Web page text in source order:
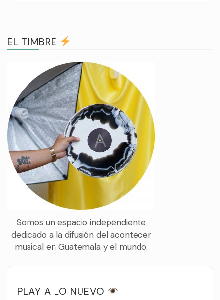
EL TIMBRE
Somos un espacio independiente
dedicado a la difusión del acontecer
musical en Guatemala y el mundo.
PLAY A LO NUEVO